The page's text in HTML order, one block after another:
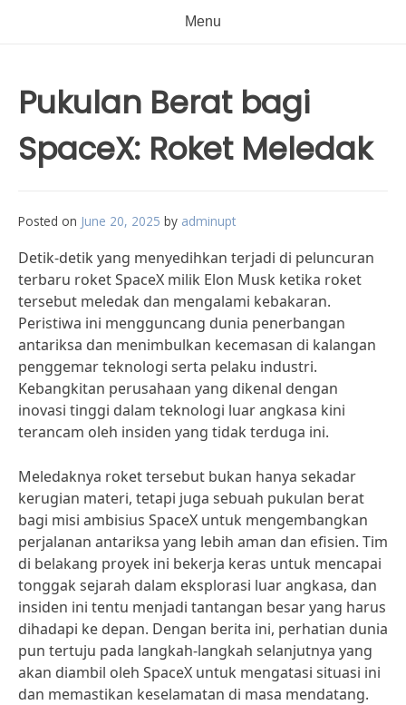
Menu
Pukulan Berat bagi
SpaceX: Roket Meledak
Posted on June 20, 2025 by adminupt
Detik-detik yang menyedihkan terjadi di peluncuran
terbaru roket SpaceX milik Elon Musk ketika roket
tersebut meledak dan mengalami kebakaran.
Peristiwa ini mengguncang dunia penerbangan
antariksa dan menimbulkan kecemasan di kalangan
penggemar teknologi serta pelaku industri.
Kebangkitan perusahaan yang dikenal dengan
inovasi tinggi dalam teknologi luar angkasa kini
terancam oleh insiden yang tidak terduga ini.
Meledaknya roket tersebut bukan hanya sekadar
kerugian materi, tetapi juga sebuah pukulan berat
bagi misi ambisius SpaceX untuk mengembangkan
perjalanan antariksa yang lebih aman dan efisien. Tim
di belakang proyek ini bekerja keras untuk mencapai
tonggak sejarah dalam eksplorasi luar angkasa, dan
insiden ini tentu menjadi tantangan besar yang harus
dihadapi ke depan. Dengan berita ini, perhatian dunia
pun tertuju pada langkah-langkah selanjutnya yang
akan diambil oleh SpaceX untuk mengatasi situasi ini
dan memastikan keselamatan di masa mendatang.